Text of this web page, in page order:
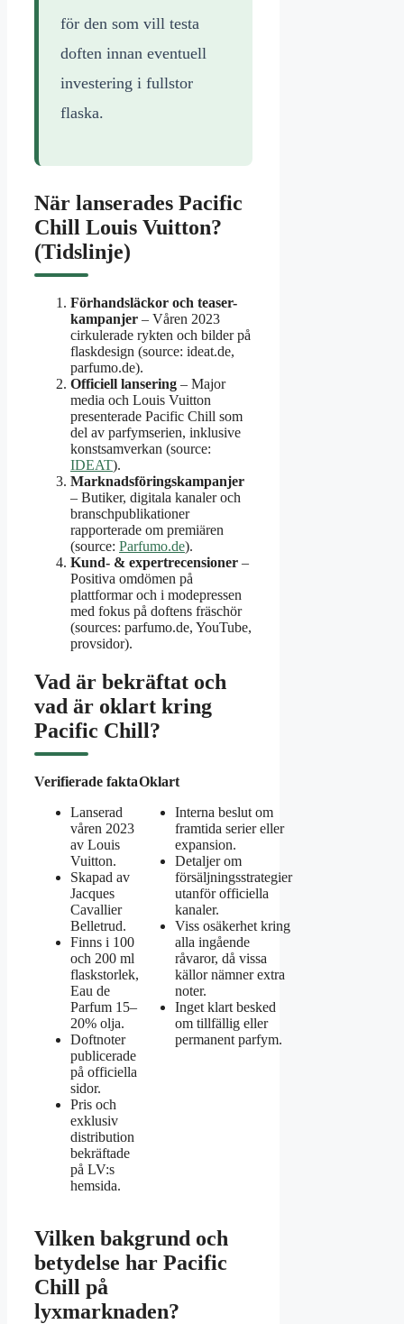
för den som vill testa
doften innan eventuell
investering i fullstor
flaska.
När lanserades Pacific
Chill Louis Vuitton?
(Tidslinje)
Förhandsläckor och teaser-
kampanjer – Våren 2023
cirkulerade rykten och bilder på
flaskdesign (source: ideat.de,
parfumo.de).
Officiell lansering – Major
media och Louis Vuitton
presenterade Pacific Chill som
del av parfymserien, inklusive
konstsamverkan (source:
IDEAT).
Marknadsföringskampanjer
– Butiker, digitala kanaler och
branschpublikationer
rapporterade om premiären
(source: Parfumo.de).
Kund- & expertrecensioner –
Positiva omdömen på
plattformar och i modepressen
med fokus på doftens fräschör
(sources: parfumo.de, YouTube,
provsidor).
Vad är bekräftat och
vad är oklart kring
Pacific Chill?
Verifierade fakta
Lanserad
våren 2023
av Louis
Vuitton.
Skapad av
Jacques
Cavallier
Belletrud.
Finns i 100
och 200 ml
flaskstorlek,
Eau de
Parfum 15–
20% olja.
Doftnoter
publicerade
på officiella
sidor.
Pris och
exklusiv
distribution
bekräftade
på LV:s
hemsida.
Oklart
Interna beslut om
framtida serier eller
expansion.
Detaljer om
försäljningsstrategier
utanför officiella
kanaler.
Viss osäkerhet kring
alla ingående
råvaror, då vissa
källor nämner extra
noter.
Inget klart besked
om tillfällig eller
permanent parfym.
Vilken bakgrund och
betydelse har Pacific
Chill på
lyxmarknaden?